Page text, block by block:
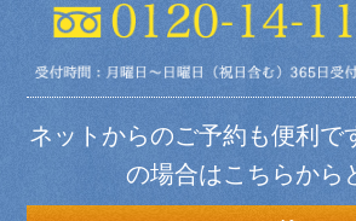
ネットからのご予約も便利で
の場合はこちらから